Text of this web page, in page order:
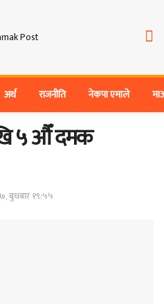
अर्थ राजनीति नेकपा एमाले
५ औँ दमक
बुधबार १९:५५